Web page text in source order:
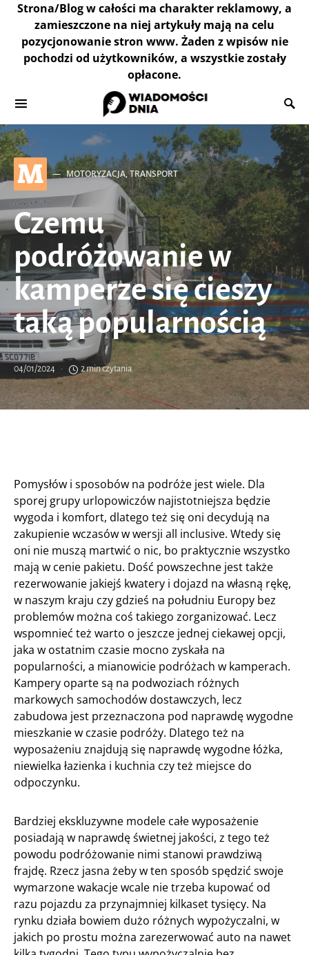
Strona/Blog w całości ma charakter reklamowy, a
zamieszczone na niej artykuły mają na celu
pozycjonowanie stron www. Żaden z wpisów nie
pochodzi od użytkowników, a wszystkie zostały
opłacone.
M MOTORYZACJA, TRANSPORT
Czemu
podróżowanie w
kamperze się cieszy
taką popularnością
04/01/2024 2 min czytania
Pomysłów i sposobów na podróże jest wiele. Dla
sporej grupy urlopowiczów najistotniejsza będzie
wygoda i komfort, dlatego też się oni decydują na
zakupienie wczasów w wersji all inclusive. Wtedy się
oni nie muszą martwić o nic, bo praktycznie wszystko
mają w cenie pakietu. Dość powszechne jest także
rezerwowanie jakiejś kwatery i dojazd na własną rękę,
w naszym kraju czy gdzieś na południu Europy bez
problemów można coś takiego zorganizować. Lecz
wspomnieć też warto o jeszcze jednej ciekawej opcji,
jaka w ostatnim czasie mocno zyskała na
popularności, a mianowicie podróżach w kamperach.
Kampery oparte są na podwoziach różnych
markowych samochodów dostawczych, lecz
zabudowa jest przeznaczona pod naprawdę wygodne
mieszkanie w czasie podróży. Dlatego też na
wyposażeniu znajdują się naprawdę wygodne łóżka,
niewielka łazienka i kuchnia czy też miejsce do
odpoczynku.
Bardziej ekskluzywne modele całe wyposażenie
posiadają w naprawdę świetnej jakości, z tego też
powodu podróżowanie nimi stanowi prawdziwą
frajdę. Rzecz jasna żeby w ten sposób spędzić swoje
wymarzone wakacje wcale nie trzeba kupować od
razu pojazdu za przynajmniej kilkaset tysięcy. Na
rynku działa bowiem dużo różnych wypożyczalni, w
jakich po prostu można zarezerwować auto na nawet